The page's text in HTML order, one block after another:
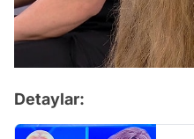
Detaylar: